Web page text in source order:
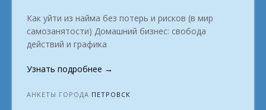
Как уйти из найма без потерь и рисков (в мир
самозанятости) Домашний бизнес: свобода
действий и графика
Узнать подробнее «Кем
удалённо:
→
АНКЕТЫ ГОРОДА ПЕТРОВСК